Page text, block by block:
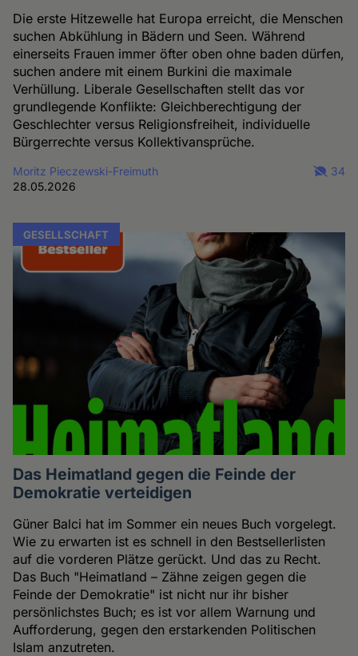
Die erste Hitzewelle hat Europa erreicht, die Menschen
suchen Abkühlung in Bädern und Seen. Während
einerseits Frauen immer öfter oben ohne baden dürfen,
suchen andere mit einem Burkini die maximale
Verhüllung. Liberale Gesellschaften stellt das vor
grundlegende Konflikte: Gleichberechtigung der
Geschlechter versus Religionsfreiheit, individuelle
Bürgerrechte versus Kollektivansprüche.
Moritz Pieczewski-Freimuth
28.05.2026
34
GESELLSCHAFT
Das Heimatland gegen die Feinde der
Demokratie verteidigen
Güner Balci hat im Sommer ein neues Buch vorgelegt.
Wie zu erwarten ist es schnell in den Bestsellerlisten
auf die vorderen Plätze gerückt. Und das zu Recht.
Das Buch "Heimatland – Zähne zeigen gegen die
Feinde der Demokratie" ist nicht nur ihr bisher
persönlichstes Buch; es ist vor allem Warnung und
Aufforderung, gegen den erstarkenden Politischen
Islam anzutreten.